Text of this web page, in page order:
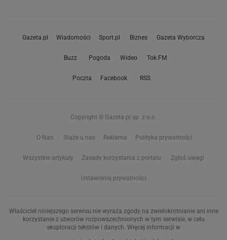
Gazeta.pl Wiadomości Sport.pl Biznes Gazeta Wyborcza
Buzz Pogoda Wideo Tok.FM
Poczta Facebook RSS
Copyright © Gazeta.pl sp. z o.o.
O Nas Staże u nas Reklama Polityka prywatności
Wszystkie artykuły Zasady korzystania z portalu Zgłoś uwagi
Ustawienia prywatności
Właściciel niniejszego serwisu nie wyraża zgody na zwielokrotnianie ani inne
korzystanie z utworów rozpowszechnionych w tym serwisie, w celu
eksploracji tekstów i danych. Więcej informacji w